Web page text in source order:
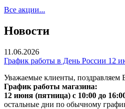
Все акции...
Новости
11.06.2026
График работы в День России 12
Уважаемые клиенты, поздравляем
График работы магазина:
12 июня (пятница) с 10:00 до
остальные дни по обычному